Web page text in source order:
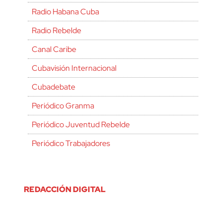
Radio Habana Cuba
Radio Rebelde
Canal Caribe
Cubavisión Internacional
Cubadebate
Periódico Granma
Periódico Juventud Rebelde
Periódico Trabajadores
REDACCIÓN DIGITAL